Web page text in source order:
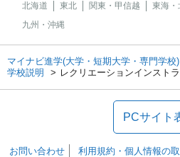
北海道 東北 関東・甲信越 東海・
九州・沖縄
マイナビ進学(大学・短期大学・専門学校)
学校説明
レクリエーションインスト
PCサイト
お問い合わせ 利用規約・個人情報の